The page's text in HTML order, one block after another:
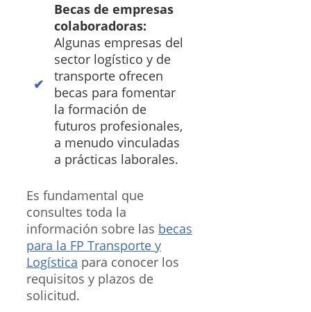
Becas de empresas
colaboradoras:
Algunas empresas del
sector logístico y de
transporte ofrecen
becas para fomentar
la formación de
futuros profesionales,
a menudo vinculadas
a prácticas laborales.
Es fundamental que
consultes toda la
información sobre las becas
para la FP Transporte y
Logística para conocer los
requisitos y plazos de
solicitud.